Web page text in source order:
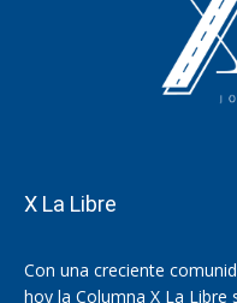
X La Libre
Con una creciente
hoy la Columna X La